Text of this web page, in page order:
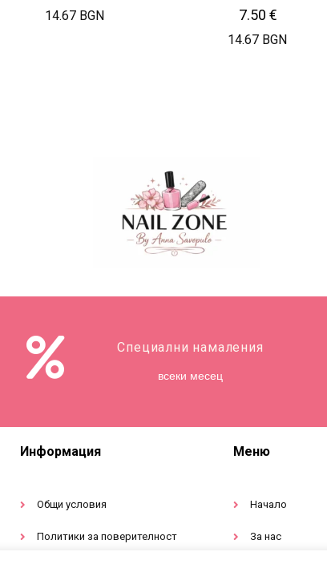
14.67 BGN 7.50 €
14.67 BGN
Специални намаления
всеки месец
Информация
Общи условия
Политики за поверителност
Меню
Начало
За нас